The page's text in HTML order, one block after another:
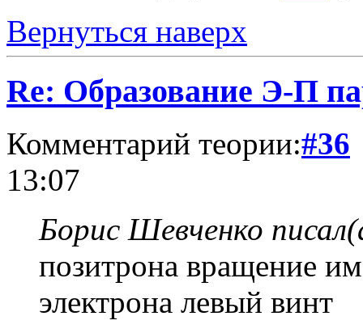
Вернуться наверх
Re: Образование Э-П
Комментарий теории:#36
13:07
Борис Шевченко
позитрона вращение
электрона левый винт